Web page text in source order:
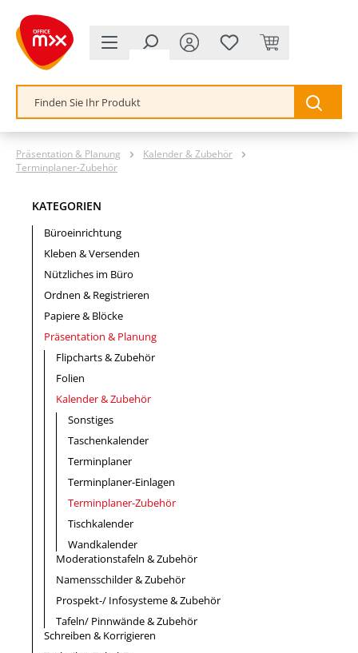
springen
Präsentation & Planung
Kalender & Zubehör
Terminplaner-Zubehör
KATEGORIEN
Büroeinrichtung
Kleben & Versenden
Nützliches im Büro
Ordnen & Registrieren
Papiere & Blöcke
Präsentation & Planung
Flipcharts & Zubehör
Folien
Kalender & Zubehör
Sonstiges
Taschenkalender
Terminplaner
Terminplaner-Einlagen
Terminplaner-Zubehör
Tischkalender
Wandkalender
Moderationstafeln & Zubehör
Namensschilder & Zubehör
Prospekt-/ Infosysteme & Zubehör
Tafeln/ Pinnwände & Zubehör
Schreiben & Korrigieren